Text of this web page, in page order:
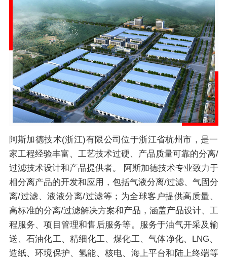
阿斯加德技术(浙江)有限公司位于浙江省杭州市，是一
家工程经验丰富、工艺技术过硬、产品质量可靠的分离/
过滤技术设计和产品提供者。 阿斯加德技术专业致力于
相分离产品的开发和应用，包括气液分离/过滤、气固分
离/过滤、液液分离/过滤等；为全球客户提供高质量、
高标准的分离/过滤解决方案和产品，涵盖产品设计、工
程服务、项目管理和售后服务等。服务于油气开采及输
送、石油化工、精细化工、煤化工、气体净化、LNG、
造纸、环境保护、氢能、核电、海上平台和陆上终端等